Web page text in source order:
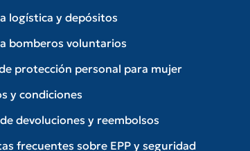
logística y depósitos
bomberos voluntarios
protección personal para mujer
y condiciones
devoluciones y reembolsos
frecuentes sobre EPP y seguridad